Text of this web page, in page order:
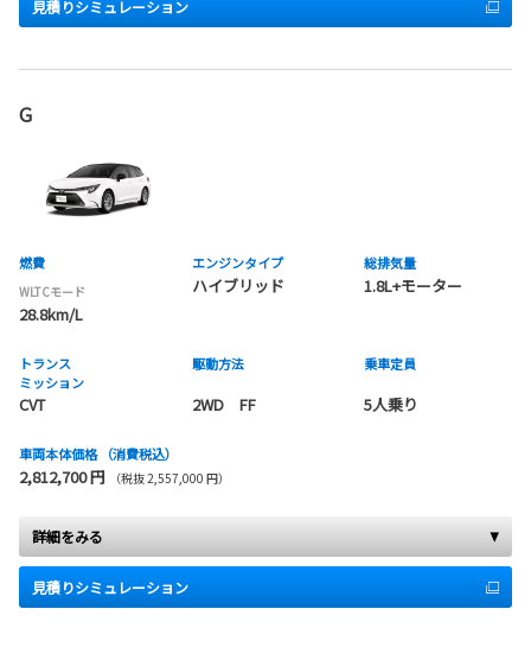
見積りシミュレーション
G
燃費
WLTCモード
28.8km/L
エンジンタイプ
ハイブリッド
総排気量
1.8L+モーター
トランス
ミッション
CVT
駆動方法
2WD FF
乗車定員
5人乗り
車両本体価格 （消費税込）
2,812,700 円 （税抜 2,557,000 円）
詳細をみる
見積りシミュレーション